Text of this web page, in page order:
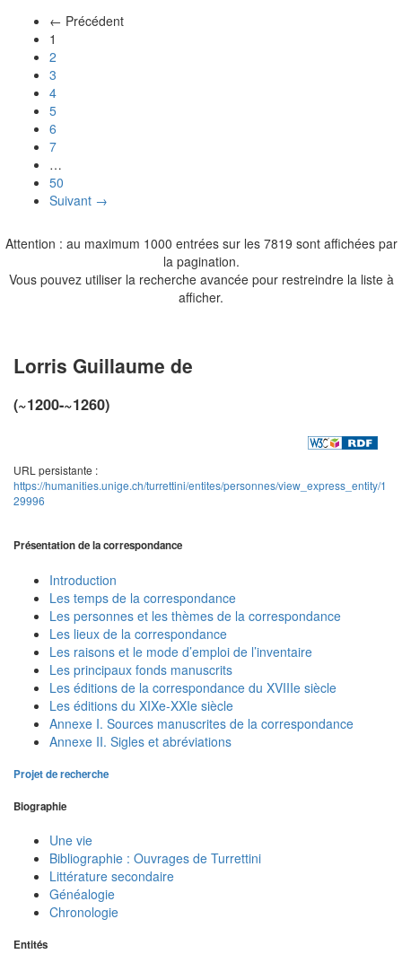
← Précédent
1
2
3
4
5
6
7
…
50
Suivant →
Attention : au maximum 1000 entrées sur les 7819 sont affichées par
la pagination.
Vous pouvez utiliser la recherche avancée pour restreindre la liste à
afficher.
Lorris Guillaume de
(~1200-~1260)
URL persistante :
https://humanities.unige.ch/turrettini/entites/personnes/view_express_entity/1
29996
Présentation de la correspondance
Introduction
Les temps de la correspondance
Les personnes et les thèmes de la correspondance
Les lieux de la correspondance
Les raisons et le mode d’emploi de l’inventaire
Les principaux fonds manuscrits
Les éditions de la correspondance du XVIIIe siècle
Les éditions du XIXe-XXIe siècle
Annexe I. Sources manuscrites de la correspondance
Annexe II. Sigles et abréviations
Projet de recherche
Biographie
Une vie
Bibliographie : Ouvrages de Turrettini
Littérature secondaire
Généalogie
Chronologie
Entités